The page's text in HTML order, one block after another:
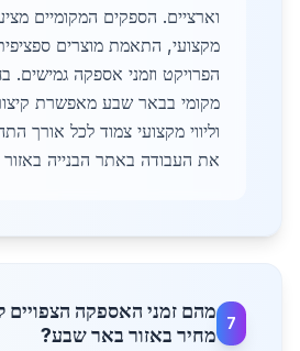
וארציים. הספקים המקומיים
מקצועי, התאמת מוצרים
הפרויקט וזמני אספקה גמישים.
מקומי בבאר שבע מאפשרת
וליווי מקצועי צמוד לכל אורך
את העבודה באתר הבנייה
7
מהם זמני האספקה הצפויים
מחיר באזור באר שבע?